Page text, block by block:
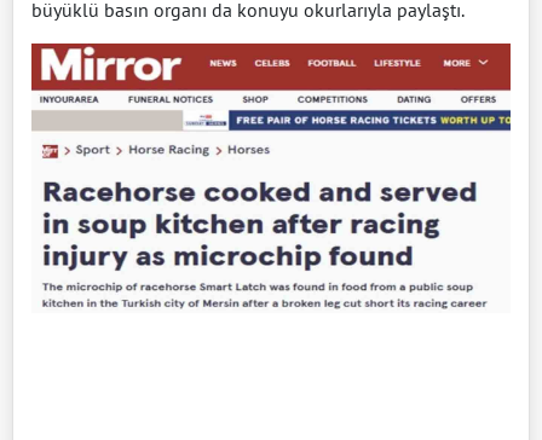
büyüklü basın organı da konuyu okurlarıyla paylaştı.